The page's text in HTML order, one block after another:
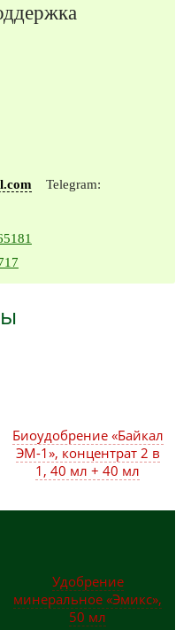
Telegram:
Биоудобрение «Байкал
ЭМ-1», концентрат 2 в
1, 40 мл + 40 мл
Удобрение
минеральное «Эмикс»,
50 мл